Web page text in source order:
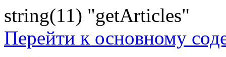
string(11) "getArticles"
Перейти к основному